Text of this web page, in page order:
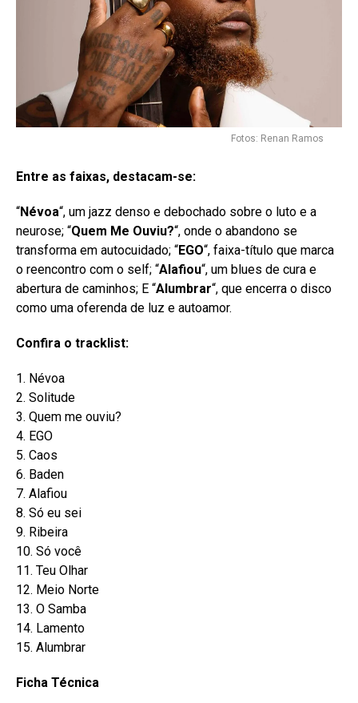
Fotos: Renan Ramos
Entre as faixas, destacam-se:
“Névoa“, um jazz denso e debochado sobre o luto e a
neurose; “Quem Me Ouviu?“, onde o abandono se
transforma em autocuidado; “EGO“, faixa-título que marca
o reencontro com o self; “Alafiou“, um blues de cura e
abertura de caminhos; E “Alumbrar“, que encerra o disco
como uma oferenda de luz e autoamor.
Confira o tracklist:
1. Névoa
2. Solitude
3. Quem me ouviu?
4. EGO
5. Caos
6. Baden
7. Alafiou
8. Só eu sei
9. Ribeira
10. Só você
11. Teu Olhar
12. Meio Norte
13. O Samba
14. Lamento
15. Alumbrar
Ficha Técnica